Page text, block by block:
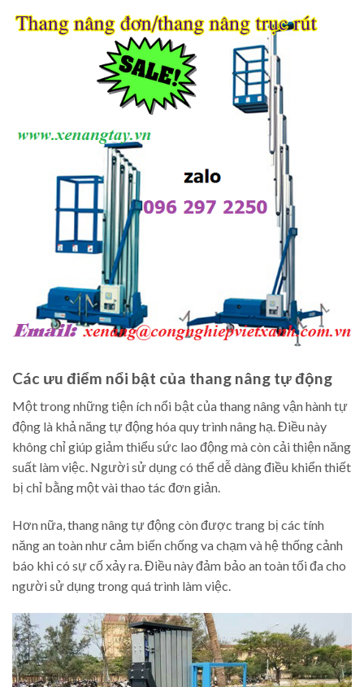
Các ưu điểm nổi bật của thang nâng tự động
Một trong những tiện ích nổi bật của thang nâng vận hành tự
động là khả năng tự động hóa quy trình nâng hạ. Điều này
không chỉ giúp giảm thiểu sức lao động mà còn cải thiện năng
suất làm việc. Người sử dụng có thể dễ dàng điều khiển thiết
bị chỉ bằng một vài thao tác đơn giản.
Hơn nữa, thang nâng tự động còn được trang bị các tính
năng an toàn như cảm biến chống va chạm và hệ thống cảnh
báo khi có sự cố xảy ra. Điều này đảm bảo an toàn tối đa cho
người sử dụng trong quá trình làm việc.